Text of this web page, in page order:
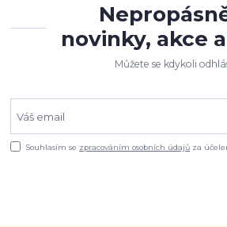
novinky, akce
Můžete se kdykoli
Souhlasím se zpracováním osobních údajů za